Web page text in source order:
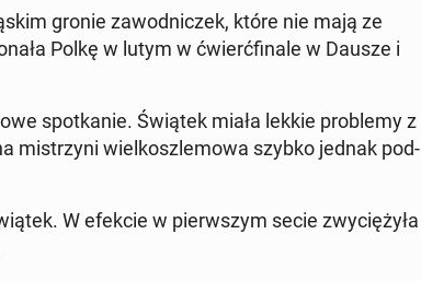
gronie za­wod­niczek, które nie mają ze
Polkę w lutym w ćwierć­fi­nale w Dausze i
spotkanie. Świątek miała lekkie prob­le­my z
mis­trzyni wielkos­zle­mowa szybko jednak pod­
W efekcie w pier­wszym secie zwyciężyła